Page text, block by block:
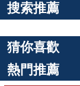
搜索推薦
猜你喜歡
熱門推薦